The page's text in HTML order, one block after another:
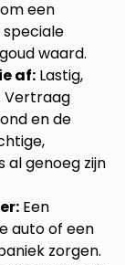
een
speciale
waard.
af: Lastig,
Vertraag
en de
al genoeg zijn
Een
auto of een
zorgen.